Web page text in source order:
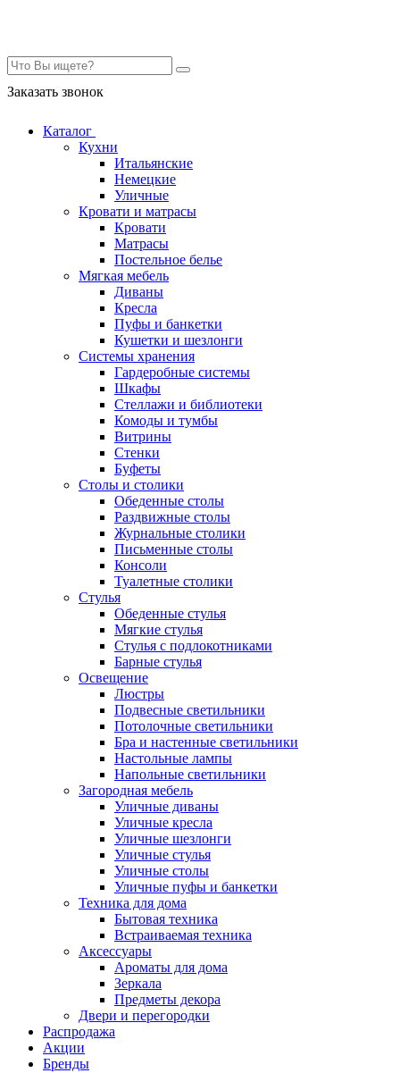
Заказать звонок
Каталог
Кухни
Итальянские
Немецкие
Уличные
Кровати и матрасы
Кровати
Матрасы
Постельное белье
Мягкая мебель
Диваны
Кресла
Пуфы и банкетки
Кушетки и шезлонги
Системы хранения
Гардеробные системы
Шкафы
Стеллажи и библиотеки
Комоды и тумбы
Витрины
Стенки
Буфеты
Столы и столики
Обеденные столы
Раздвижные столы
Журнальные столики
Письменные столы
Консоли
Туалетные столики
Стулья
Обеденные стулья
Мягкие стулья
Стулья с подлокотниками
Барные стулья
Освещение
Люстры
Подвесные светильники
Потолочные светильники
Бра и настенные светильники
Настольные лампы
Напольные светильники
Загородная мебель
Уличные диваны
Уличные кресла
Уличные шезлонги
Уличные стулья
Уличные столы
Уличные пуфы и банкетки
Техника для дома
Бытовая техника
Встраиваемая техника
Аксессуары
Ароматы для дома
Зеркала
Предметы декора
Двери и перегородки
Распродажа
Акции
Бренды